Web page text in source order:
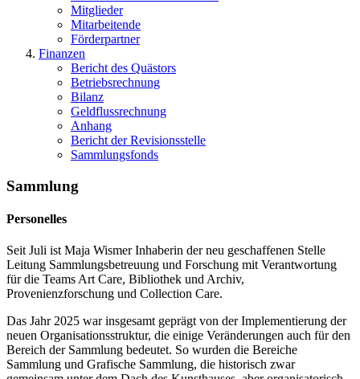
Mitglieder
Mitarbeitende
Förderpartner
Finanzen
Bericht des Quästors
Betriebsrechnung
Bilanz
Geldflussrechnung
Anhang
Bericht der Revisionsstelle
Sammlungsfonds
Sammlung
Personelles
Seit Juli ist Maja Wismer Inhaberin der neu geschaffenen Stelle
Leitung Sammlungsbetreuung und Forschung mit Verantwortung
für die Teams Art Care, Bibliothek und Archiv,
Provenienzforschung und Collection Care.
Das Jahr 2025 war insgesamt geprägt von der Implementierung der
neuen Organisationsstruktur, die einige Veränderungen auch für den
Bereich der Sammlung bedeutet. So wurden die Bereiche
Sammlung und Grafische Sammlung, die historisch zwar